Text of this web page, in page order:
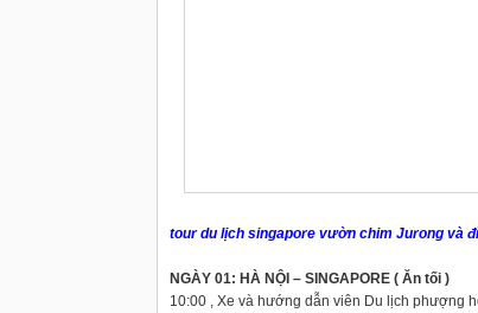
tour du lịch singapore vườn chim Jurong và
NGÀY 01: HÀ NỘI – SINGAPORE ( Ăn tối )
10:00 , Xe và hướng dẫn viên Du lịch phượng